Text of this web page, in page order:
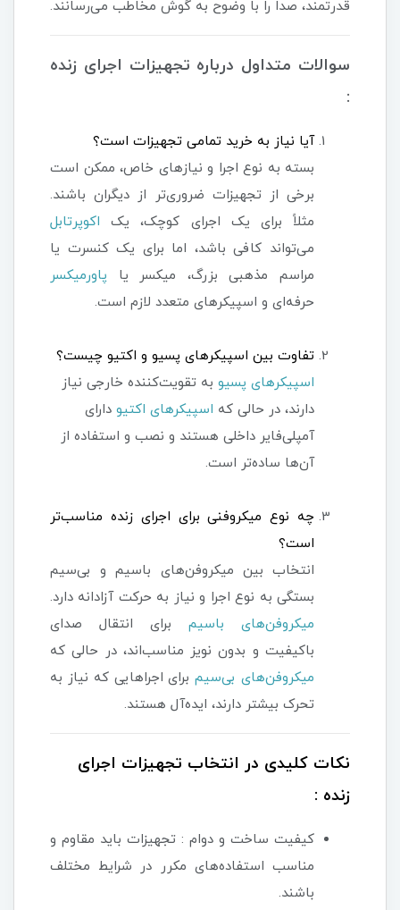
قدرتمند، صدا را با وضوح به گوش مخاطب می‌رسانند.
سوالات متداول درباره تجهیزات اجرای زنده
:
آیا نیاز به خرید تمامی تجهیزات است؟
بسته به نوع اجرا و نیازهای خاص، ممکن است
برخی از تجهیزات ضروری‌تر از دیگران باشند.
مثلاً برای یک اجرای کوچک، یک اکوپرتابل
می‌تواند کافی باشد، اما برای یک کنسرت یا
مراسم مذهبی بزرگ، میکسر یا پاورمیکسر
حرفه‌ای و اسپیکرهای متعدد لازم است.
تفاوت بین اسپیکرهای پسیو و اکتیو چیست؟
اسپیکرهای پسیو به تقویت‌کننده خارجی نیاز
دارند، در حالی که اسپیکرهای اکتیو دارای
آمپلی‌فایر داخلی هستند و نصب و استفاده از
آن‌ها ساده‌تر است.
چه نوع میکروفنی برای اجرای زنده مناسب‌تر
است؟
انتخاب بین میکروفن‌های باسیم و بی‌سیم
بستگی به نوع اجرا و نیاز به حرکت آزادانه دارد.
میکروفن‌های باسیم برای انتقال صدای
باکیفیت و بدون نویز مناسب‌اند، در حالی که
میکروفن‌های بی‌سیمبرای اجراهایی که نیاز به
تحرک بیشتر دارند، ایده‌آل هستند.
نکات کلیدی در انتخاب تجهیزات اجرای
زنده :
کیفیت ساخت و دوام : تجهیزات باید مقاوم و
مناسب استفاده‌های مکرر در شرایط مختلف
باشند.